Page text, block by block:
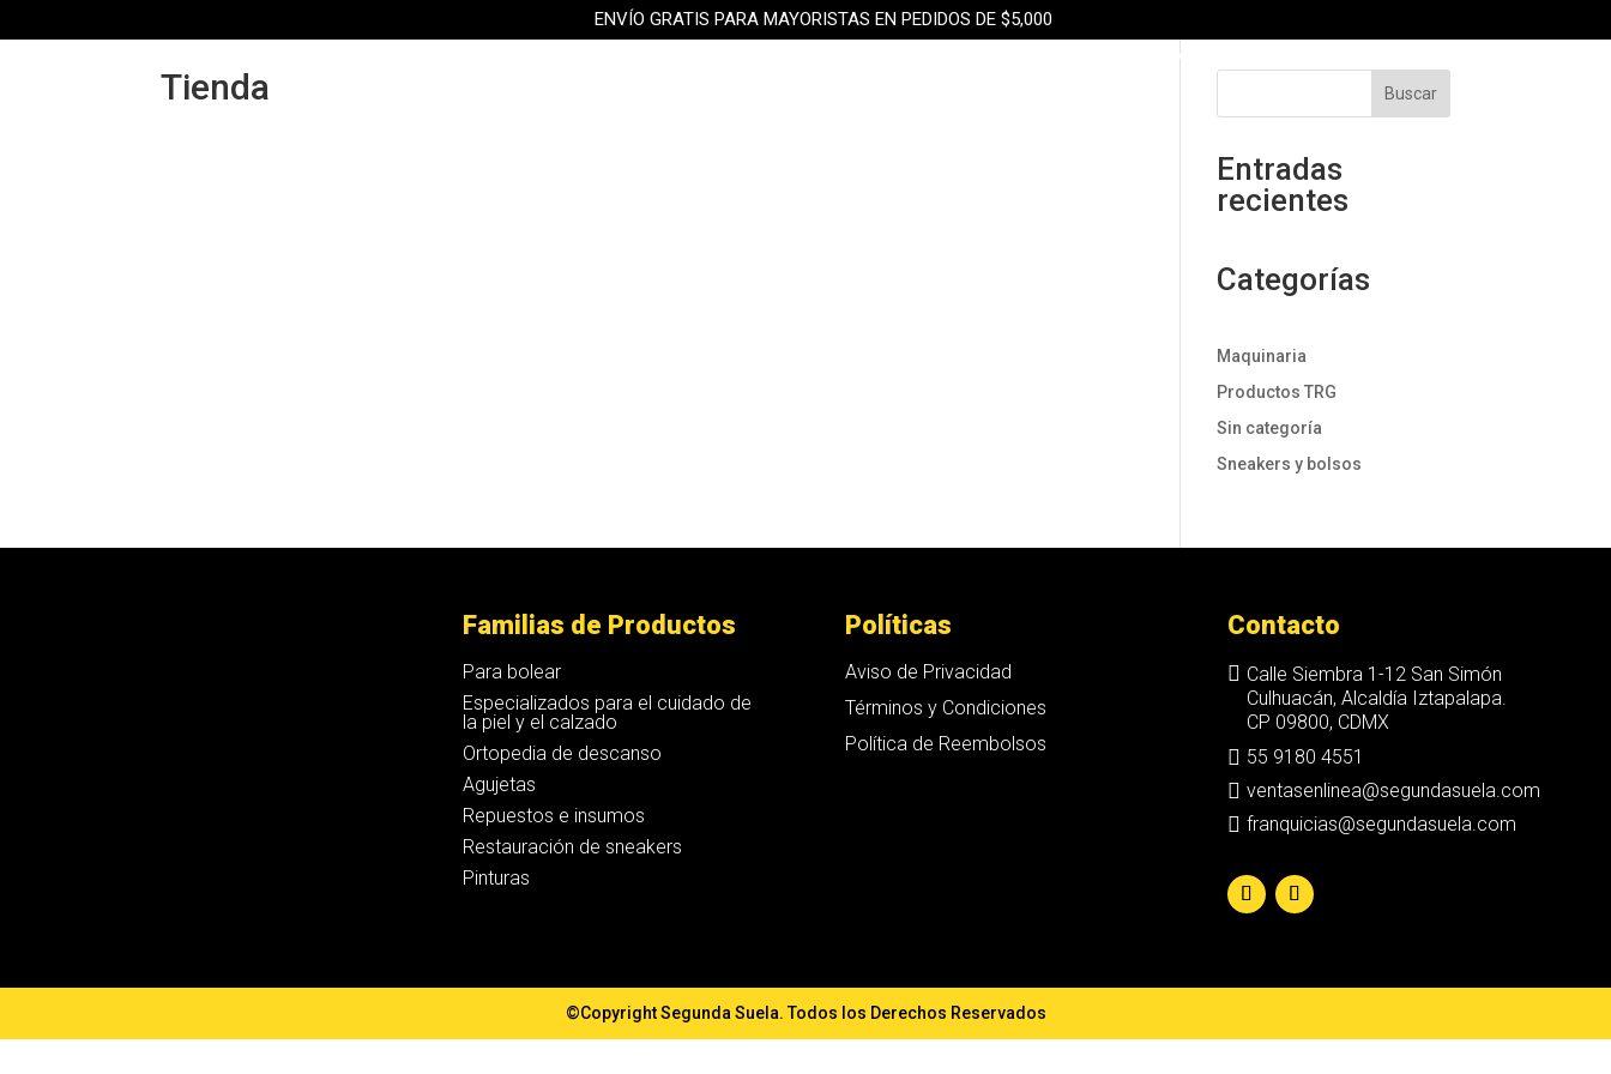
ENVÍO GRATIS PARA MAYORISTAS EN PEDIDOS DE $5,000
NOSOTROS
Tienda Buscar
Entradas
recientes
Categorías
Maquinaria
Productos TRG
Sin categoría
Sneakers y bolsos
Familias de Productos
Para bolear
Especializados para el cuidado de
la piel y el calzado
Ortopedia de descanso
Agujetas
Repuestos e insumos
Restauración de sneakers
Pinturas
Políticas
Aviso de Privacidad
Términos y Condiciones
Política de Reembolsos
Contacto
 Calle Siembra 1-12 San Simón
Culhuacán, Alcaldía Iztapalapa.
CP 09800, CDMX
 55 9180 4551
 ventasenlinea@segundasuela.com
 franquicias@segundasuela.com
©Copyright Segunda Suela. Todos los Derechos Reservados